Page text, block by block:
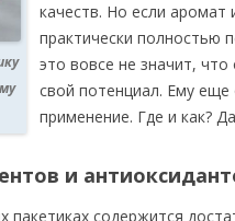
качеств. Но если аромат
практически полностью
это вовсе не значит,
свой потенциал. Ему
применение. Где и как?
и
пакетиках содержится